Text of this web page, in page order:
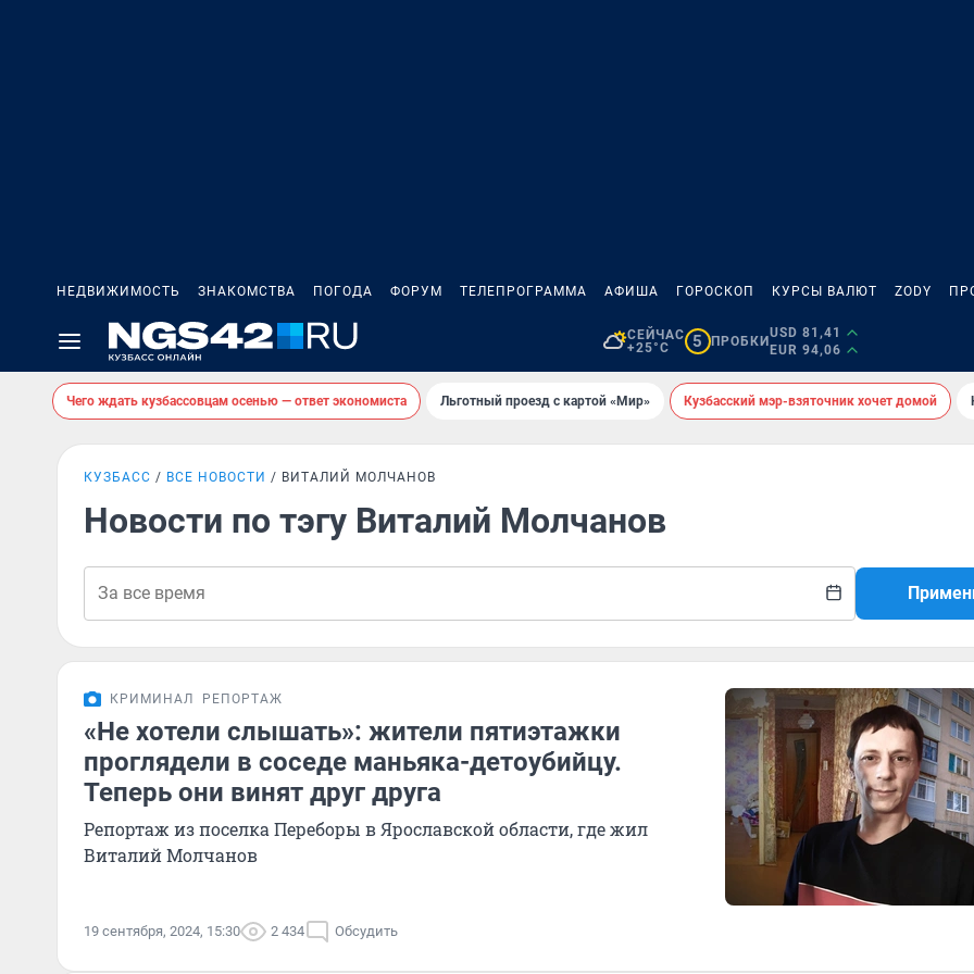
НЕДВИЖИМОСТЬ ЗНАКОМСТВА ПОГОДА ФОРУМ ТЕЛЕПРОГРАММА АФИША ГОРОСКОП КУРСЫ ВАЛЮТ ZODY
СЕЙЧАС
+25°C
5 ПРОБКИ
USD 81,41
EUR 94,06
Чего ждать кузбассовцам осенью — ответ экономиста Льготный проезд с картой «Мир» Кузбасский мэр-взяточник хочет домой
КУЗБАСС ВСЕ НОВОСТИ ВИТАЛИЙ МОЛЧАНОВ
Новости по тэгу Виталий Молчанов
КРИМИНАЛ РЕПОРТАЖ
«Не хотели слышать»: жители пятиэтажки
проглядели в соседе маньяка-детоубийцу.
Теперь они винят друг друга
Репортаж из поселка Переборы в Ярославской области, где жил
Виталий Молчанов
19 сентября, 2024, 15:30 2 434 Обсудить